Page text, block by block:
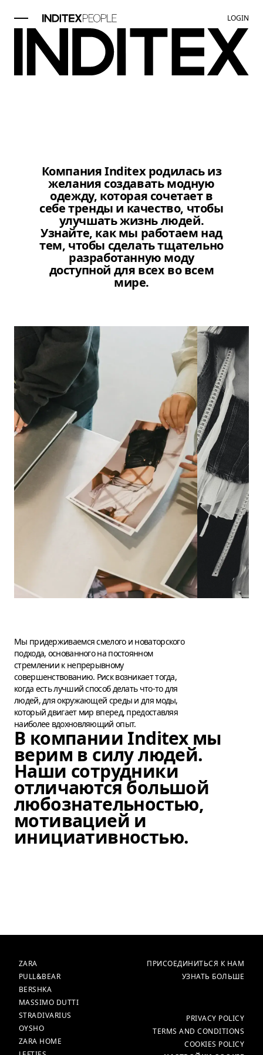
LOGIN
Компания Inditex родилась из
желания создавать модную
одежду, которая сочетает в
себе тренды и качество, чтобы
улучшать жизнь людей.
Узнайте, как мы работаем над
тем, чтобы сделать тщательно
разработанную моду
доступной для всех во всем
мире.
Мы придерживаемся смелого и новаторского
подхода, основанного на постоянном
стремлении к непрерывному
совершенствованию. Риск возникает тогда,
когда есть лучший способ делать что-то для
людей, для окружающей среды и для моды,
который двигает мир вперед, предоставляя
наиболее вдохновляющий опыт.
В компании Inditex мы
верим в силу людей.
Наши сотрудники
отличаются большой
любознательностью,
мотивацией и
инициативностью.
БРЕНДЫ
ZARA
PULL&BEAR
BERSHKA
MASSIMO DUTTI
STRADIVARIUS
OYSHO
ZARA HOME
ГЛАВНАЯ
ПРИСОЕДИНИТЬСЯ К НАМ
УЗНАТЬ БОЛЬШЕ
PRIVACY POLICY
TERMS AND CONDITIONS
COOKIES POLICY